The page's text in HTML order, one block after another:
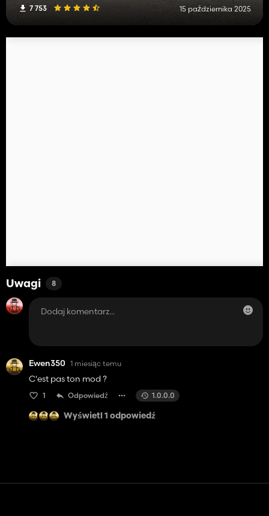
7 753 15 października 2025
Uwagi 8
Ewen350 1 miesiąc temu
C'est pas ton mod ?
1 Odpowiedź 1.0.0.0
Wyświetl 1 odpowiedź